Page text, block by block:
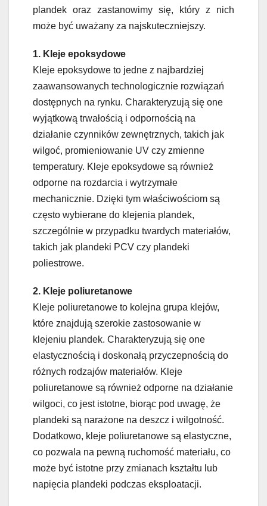
plandek oraz zastanowimy się, który z nich
może być uważany za najskuteczniejszy.
1. Kleje epoksydowe
Kleje epoksydowe to jedne z najbardziej
zaawansowanych technologicznie rozwiązań
dostępnych na rynku. Charakteryzują się one
wyjątkową trwałością i odpornością na
działanie czynników zewnętrznych, takich jak
wilgoć, promieniowanie UV czy zmienne
temperatury. Kleje epoksydowe są również
odporne na rozdarcia i wytrzymałe
mechanicznie. Dzięki tym właściwościom są
często wybierane do klejenia plandek,
szczególnie w przypadku twardych materiałów,
takich jak plandeki PCV czy plandeki
poliestrowe.
2. Kleje poliuretanowe
Kleje poliuretanowe to kolejna grupa klejów,
które znajdują szerokie zastosowanie w
klejeniu plandek. Charakteryzują się one
elastycznością i doskonałą przyczepnością do
różnych rodzajów materiałów. Kleje
poliuretanowe są również odporne na działanie
wilgoci, co jest istotne, biorąc pod uwagę, że
plandeki są narażone na deszcz i wilgotność.
Dodatkowo, kleje poliuretanowe są elastyczne,
co pozwala na pewną ruchomość materiału, co
może być istotne przy zmianach kształtu lub
napięcia plandeki podczas eksploatacji.